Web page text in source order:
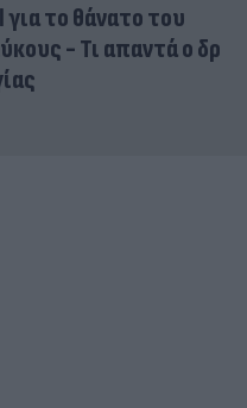
το θάνατο του
- Τι απαντά ο δρ